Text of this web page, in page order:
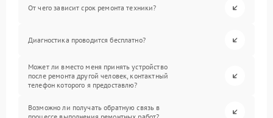
От чего зависит срок ремонта техники?
Диагностика проводится бесплатно?
Может ли вместо меня принять устройство
после ремонта другой человек, контактный
телефон которого я предоставлю?
Возможно ли получать обратную связь в